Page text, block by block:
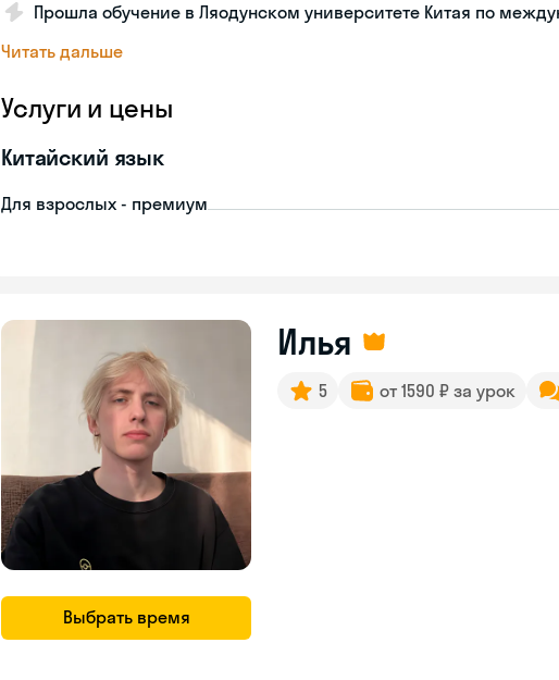
Прошла обучение в Ляодунском университете Китая по
Читать дальше
Услуги и цены
Китайский язык
Для взрослых - премиум
Выбрать время
Илья
5 от 1590 ₽ за урок